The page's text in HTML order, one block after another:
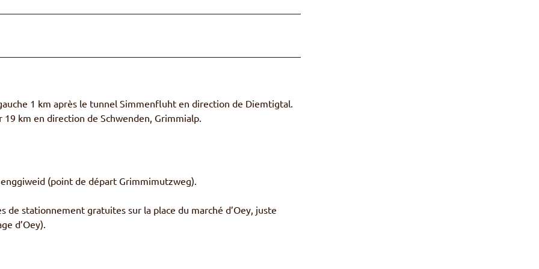
1 km après le tunnel Simmenfluht en direction de Diemtigtal.
km en direction de Schwenden, Grimmialp.
(point de départ Grimmimutzweg).
de stationnement gratuites sur la place du marché d’Oey, juste
d’Oey).